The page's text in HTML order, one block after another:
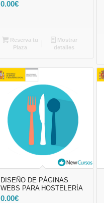
0.00€
Reserva tu
Plaza
Mostrar
detalles
DISEÑO DE PÁGINAS
WEBS PARA HOSTELERÍA
0.00€